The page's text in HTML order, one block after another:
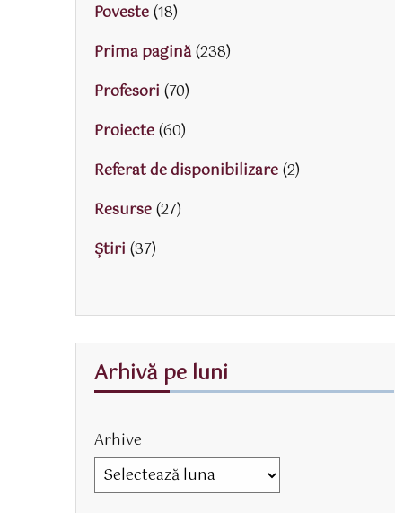
Poveste(18)
Prima pagină(238)
Profesori (70)
Proiecte(60)
Referat de disponibilizare(2)
Resurse(27)
Știri (37)
Arhivă pe luni
Arhive